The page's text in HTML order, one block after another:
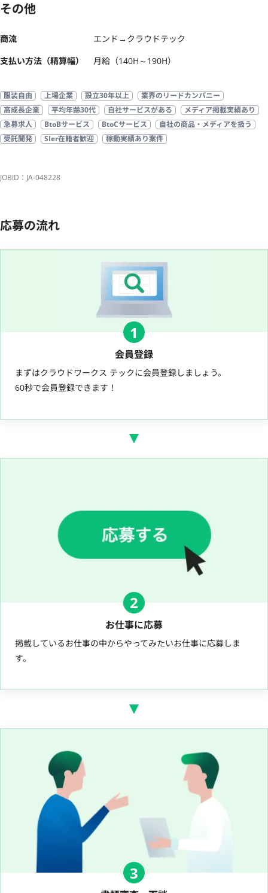
その他
商流
エンド→クラウドテック
支払い方法（精算幅）
月給（140H～190H）
服装自由 上場企業 設立30年以上
業界のリードカンパニー
高成長企業
平均年齢30代 自社サービスがある
メディア掲載実績あり
急募求人
BtoBサービス BtoCサービス
自社の商品・メディアを扱う
受託開発
SIer在籍者歓迎 稼動実績あり案件
JOBID：JA-048228
応募の流れ
1
会員登録
まずはクラウドワークス テックに会員登録しましょう。
60秒で会員登録できます！
2
お仕事に応募
掲載しているお仕事の中からやってみたいお仕事に応募しま
す。
3